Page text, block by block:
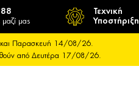
μαζί μας
Τεχνική
Υποστήριξη
και Παρασκευή 14/08/26.
από Δευτέρα 17/08/26.